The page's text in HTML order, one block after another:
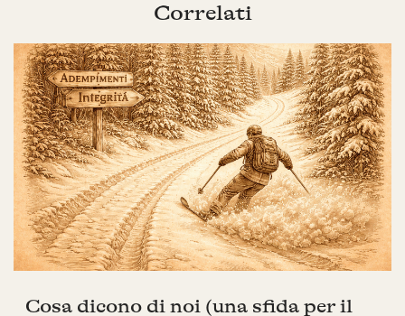
Correlati
Cosa dicono di noi (una sfida per il